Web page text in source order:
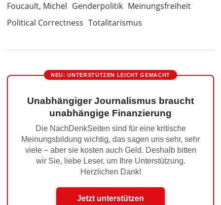
Foucault, Michel Genderpolitik Meinungsfreiheit
Political Correctness Totalitarismus
NEU: UNTERSTÜTZEN LEICHT GEMACHT
Unabhängiger Journalismus braucht
unabhängige Finanzierung
Die NachDenkSeiten sind für eine kritische
Meinungsbildung wichtig, das sagen uns sehr, sehr
viele – aber sie kosten auch Geld. Deshalb bitten
wir Sie, liebe Leser, um Ihre Unterstützung.
Herzlichen Dank!
Jetzt unterstützen